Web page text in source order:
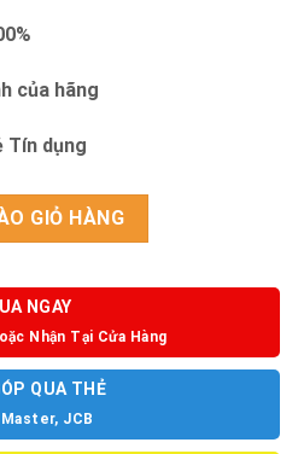
của hãng
Tín dụng
số lượng
GIỎ HÀNG
NGAY
Nhận Tại Cửa Hàng
QUA THẺ
JCB